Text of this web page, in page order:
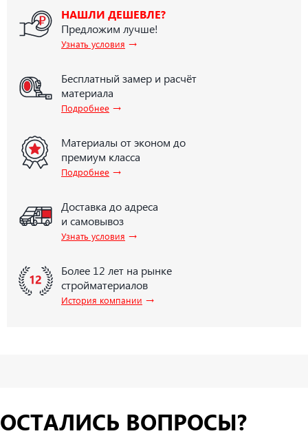
НАШЛИ ДЕШЕВЛЕ?
Предложим лучше!
Узнать условия →
Бесплатный замер и расчёт
материала
Подробнее →
Материалы от эконом до
премиум класса
Подробнее →
Доставка до адреса
и самовывоз
Узнать условия →
Более 12 лет на рынке
стройматериалов
История компании →
ОСТАЛИСЬ ВОПРОСЫ?